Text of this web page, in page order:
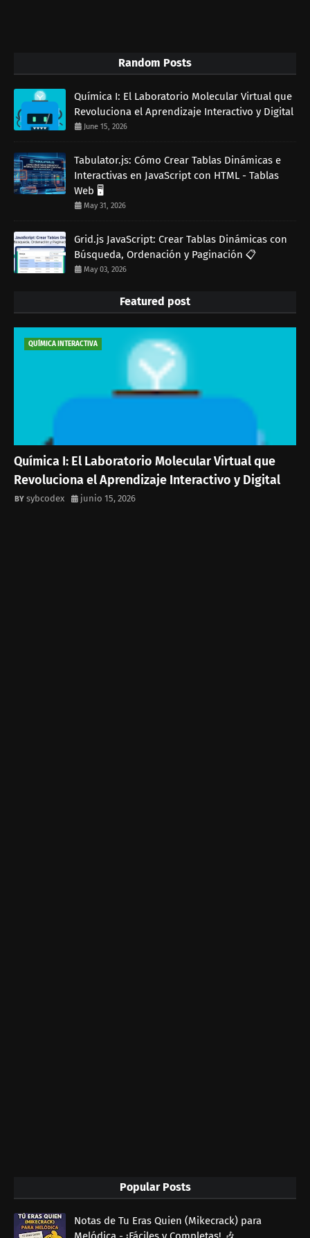
Random Posts
Química I: El Laboratorio Molecular Virtual que
Revoluciona el Aprendizaje Interactivo y Digital
June 15, 2026
Tabulator.js: Cómo Crear Tablas Dinámicas e
Interactivas en JavaScript con HTML - Tablas
Web 🖥️
May 31, 2026
Grid.js JavaScript: Crear Tablas Dinámicas con
Búsqueda, Ordenación y Paginación 📋
May 03, 2026
Featured post
QUÍMICA INTERACTIVA
Química I: El Laboratorio Molecular Virtual que
Revoluciona el Aprendizaje Interactivo y Digital
sybcodex junio 15, 2026
Popular Posts
Notas de Tu Eras Quien (Mikecrack) para